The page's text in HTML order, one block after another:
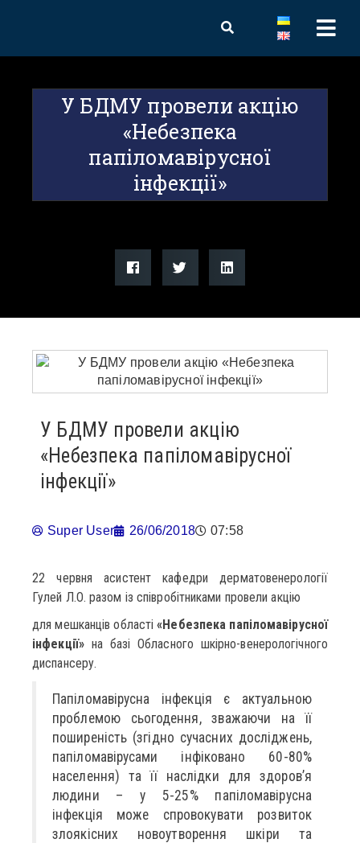
У БДМУ провели акцію
«Небезпека
папіломавірусної
інфекції»
У БДМУ провели акцію
«Небезпека папіломавірусної
інфекції»
Super User 26/06/2018 07:58
22 червня асистент кафедри дерматовенерології
Гулей Л.О. разом із співробітниками провели акцію
для мешканців області«Небезпека папіломавірусної
інфекції»на базі Обласного шкірно-венерологічного
диспансеру.
Папіломавірусна інфекція є актуальною
проблемою сьогодення, зважаючи на її
поширеність (згідно сучасних досліджень,
папіломавірусами інфіковано 60-80%
населення) та її наслідки для здоров’я
людини – у 5-25% папіломавірусна
інфекція може спровокувати розвиток
злоякісних новоутворення шкіри та